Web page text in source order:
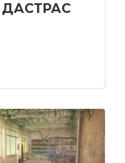
ДАСТРАС